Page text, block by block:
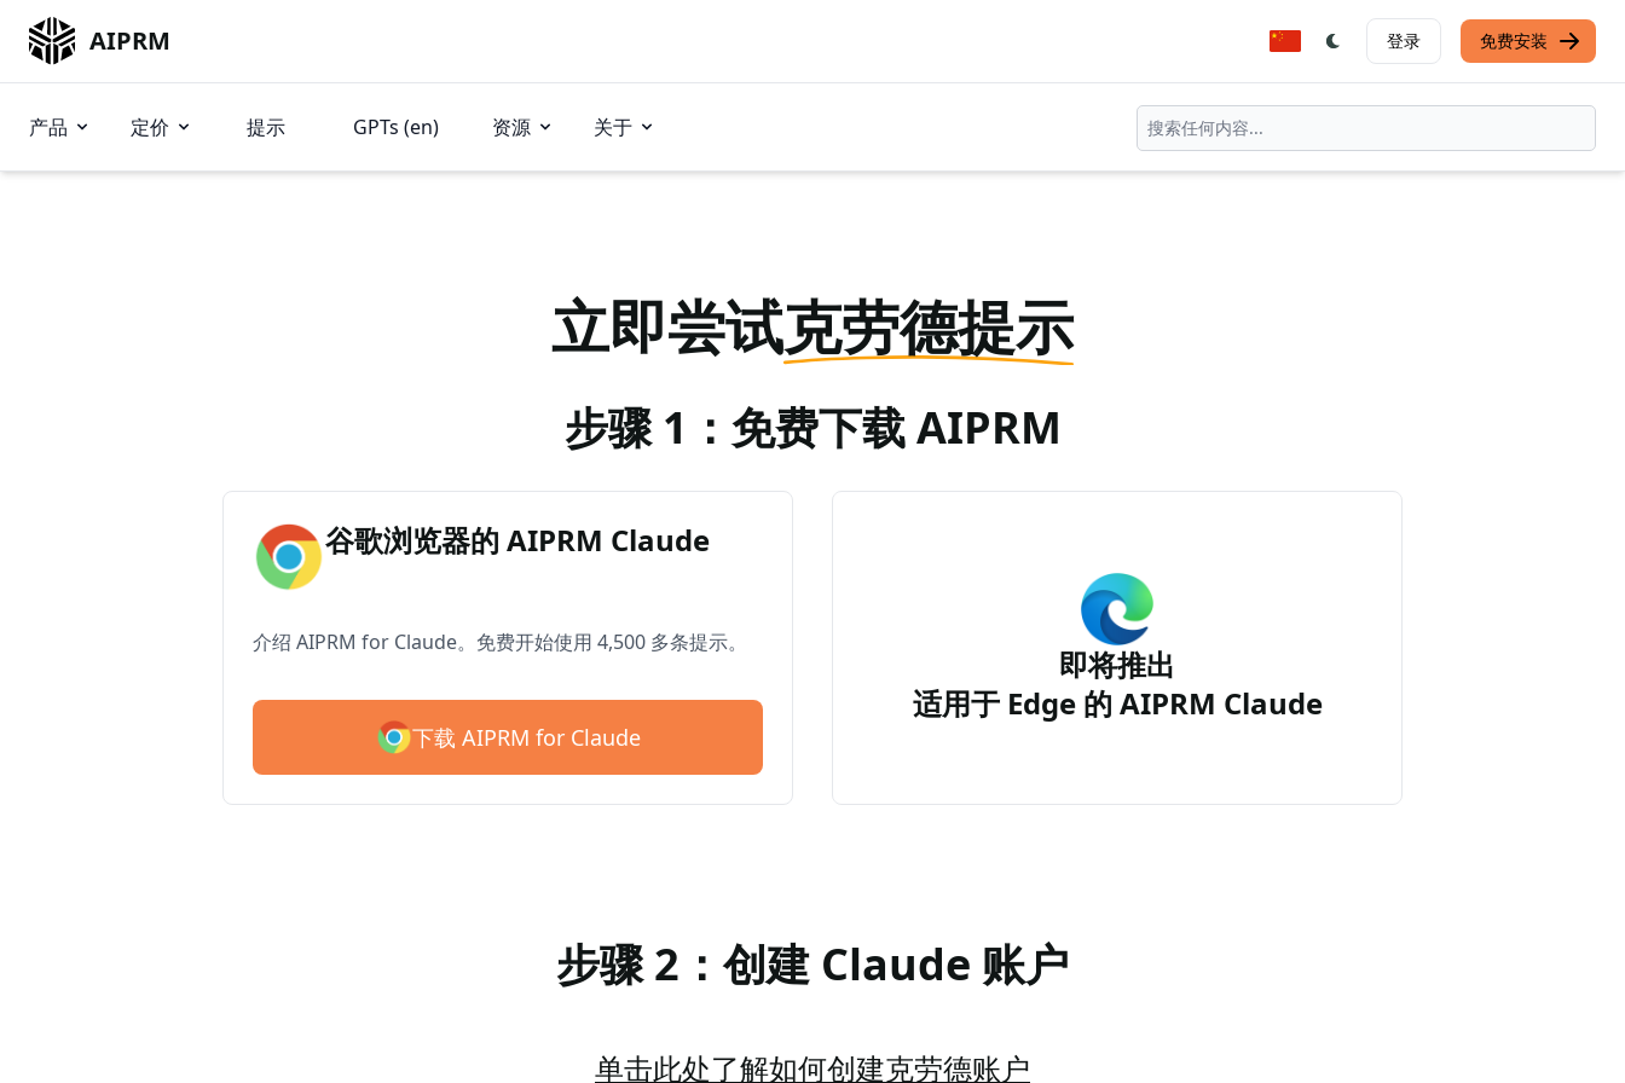
AIPRM 登录 免费安装
产品 定价 提示 GPTs (en) 资源 关于
立即尝试克劳德提示
步骤 1：免费下载 AIPRM
谷歌浏览器的 AIPRM Claude
介绍 AIPRM for Claude。免费开始使用 4,500 多条提示。
下载 AIPRM for Claude
即将推出
适用于 Edge 的 AIPRM Claude
步骤 2：创建 Claude 账户
单击此处了解如何创建克劳德账户